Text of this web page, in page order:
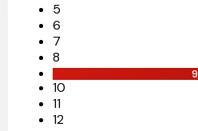
5
6
7
8
9
10
11
12